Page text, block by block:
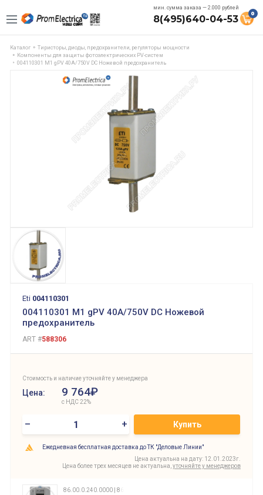
мин. сумма заказа — 2.000 рублей
8(495)640-04-53 0
Каталог
Тиристоры, диоды, предохранители, регуляторы мощности
Компоненты для защиты фотоэлектрических PV-систем
004110301 M1 gPV 40A/750V DC Ножевой предохранитель
Eti 004110301
004110301 M1 gPV 40A/750V DC Ножевой
предохранитель
ART #588306
Стоимость и наличие уточняйте у менеджера
Цена: 9 764₽
с НДС 22%
– + Купить
Ежедневная бесплатная доставка до ТК "Деловые Линии"
Цена актуальна на дату: 12.01.2023г.
Цена более трех месяцев не актуальна, уточняйте у менеджеров
86.00.0.240.0000 | 860002400000